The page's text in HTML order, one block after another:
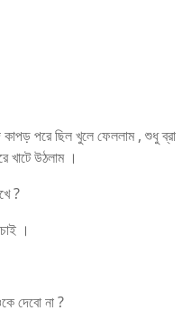
পরে ছিল খুলে ফেললাম , শুধু ব্রা
খাটে উঠলাম ।
?
।
দেবো না ?